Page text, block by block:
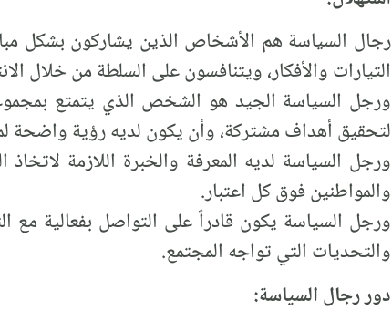
رجال السياسة هم الأشخاص الذين يشاركون بشكل
التيارات والأفكار، ويتنافسون على السلطة من خلال
ورجل السياسة الجيد هو الشخص الذي يتمتع
لتحقيق أهداف مشتركة، وأن يكون لديه رؤية واضحة
ورجل السياسة لديه المعرفة والخبرة اللازمة
والمواطنين فوق كل اعتبار.
ورجل السياسة يكون قادراً على التواصل بفعالية مع
والتحديات التي تواجه المجتمع.
دور رجال السياسة: